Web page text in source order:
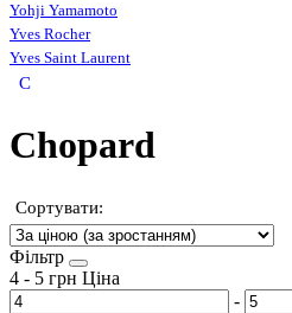
Yohji Yamamoto
Yves Rocher
Yves Saint Laurent
C
Chopard
Сортувати:
Фільтр
4 - 5 грн Ціна
-